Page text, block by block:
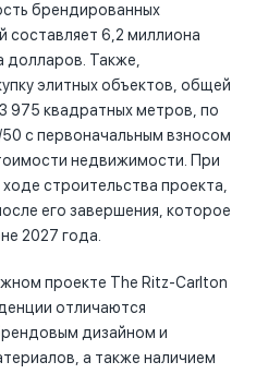
брендированных
составляет 6,2 миллиона
долларов. Также,
элитных объектов, общей
975 квадратных метров, по
с первоначальным взносом
недвижимости. При
строительства проекта,
его завершения, которое
2027 года.
проекте The Ritz-Carlton
отличаются
дизайном и
а также наличием